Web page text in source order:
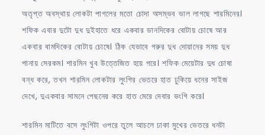
অতৃপ্ত অবস্থায় লোকটা পাগলের মতো চোদা অসম্ভব ভাল লাগছে শারমিনের।
শফিক এবার দুটো দুধ দুইহাতে ধরে একবার ডানদিকের বোটায় চোষে আর
একবার বামদিকের বোটায় চোষে। ঠিক যেভাবে গরুর দুধ দোয়ানের সময় দুধ
পানায় সেরকম। শারমিন খুব উত্তেজিত হয়ে পরে। শফিক মেয়েটার দুধ চোষা
বন্ধ করে, তখন শারমিন লোকটার লুংগির ভেতরে হাত ঢুকিয়ে ধনের সাইজ
দেখে, দুএকবার সামনে পেছনের করে হাত মেরে দেবার ভংগি করে।
শারমিন মাটিতে বসে লুংগিটা ওপরে তুলে আচলে ঢাকা মুখের ভেতরে ধনটা